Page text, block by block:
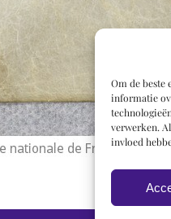
Om de beste
informatie
verwerken.
invloed